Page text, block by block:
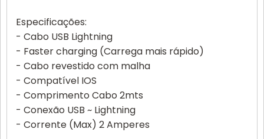
Especificações:
- Cabo USB Lightning
- Faster charging (Carrega mais rápido)
- Cabo revestido com malha
- Compatível IOS
- Comprimento Cabo 2mts
- Conexão USB ~ Lightning
- Corrente (Max) 2 Amperes